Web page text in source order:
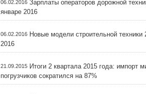
06.02.2016 Зарплаты операторов дорожной
январе 2016
06.02.2016 Новые модели строительной техники
2016
21.09.2015 Итоги 2 квартала 2015 года: импорт
погрузчиков сократился на 87%